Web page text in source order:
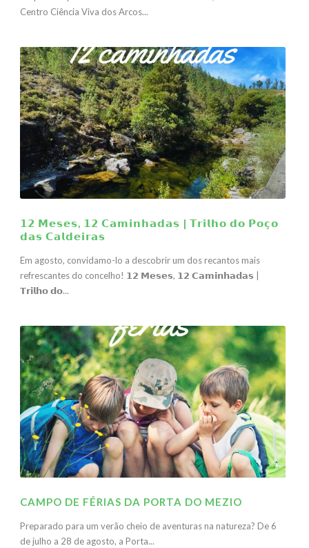
Centro Ciência Viva dos Arcos...
𝟭𝟮 𝗠𝗲𝘀𝗲𝘀, 𝟭𝟮 𝗖𝗮𝗺𝗶𝗻𝗵𝗮𝗱𝗮𝘀 | 𝗧𝗿𝗶𝗹𝗵𝗼 𝗱𝗼 𝗣𝗼𝗰̧𝗼
𝗱𝗮𝘀 𝗖𝗮𝗹𝗱𝗲𝗶𝗿𝗮𝘀
Em agosto, convidamo-lo a descobrir um dos recantos mais
refrescantes do concelho! 𝟭𝟮 𝗠𝗲𝘀𝗲𝘀, 𝟭𝟮 𝗖𝗮𝗺𝗶𝗻𝗵𝗮𝗱𝗮𝘀 |
𝗧𝗿𝗶𝗹𝗵𝗼 𝗱𝗼...
CAMPO DE FÉRIAS DA PORTA DO MEZIO
Preparado para um verão cheio de aventuras na natureza? De 6
de julho a 28 de agosto, a Porta...